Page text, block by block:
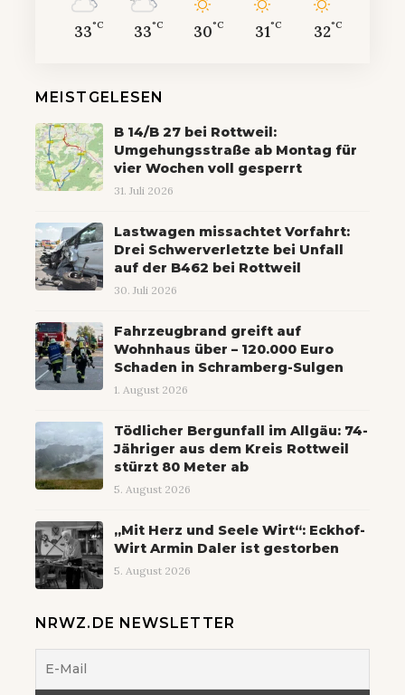
33°C 33°C 30°C 31°C 32°C
MEISTGELESEN
B 14/B 27 bei Rottweil:
Umgehungsstraße ab Montag für
vier Wochen voll gesperrt
31. Juli 2026
Lastwagen missachtet Vorfahrt:
Drei Schwerverletzte bei Unfall
auf der B462 bei Rottweil
30. Juli 2026
Fahrzeugbrand greift auf
Wohnhaus über – 120.000 Euro
Schaden in Schramberg-Sulgen
1. August 2026
Tödlicher Bergunfall im Allgäu: 74-
Jähriger aus dem Kreis Rottweil
stürzt 80 Meter ab
5. August 2026
„Mit Herz und Seele Wirt“: Eckhof-
Wirt Armin Daler ist gestorben
5. August 2026
NRWZ.DE NEWSLETTER